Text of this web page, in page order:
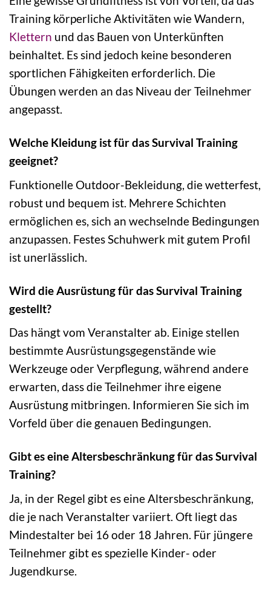
Training körperliche Aktivitäten wie Wandern,
Klettern und das Bauen von Unterkünften
beinhaltet. Es sind jedoch keine besonderen
sportlichen Fähigkeiten erforderlich. Die
Übungen werden an das Niveau der Teilnehmer
angepasst.
Welche Kleidung ist für das Survival Training
geeignet?
Funktionelle Outdoor-Bekleidung, die wetterfest,
robust und bequem ist. Mehrere Schichten
ermöglichen es, sich an wechselnde Bedingungen
anzupassen. Festes Schuhwerk mit gutem Profil
ist unerlässlich.
Wird die Ausrüstung für das Survival Training
gestellt?
Das hängt vom Veranstalter ab. Einige stellen
bestimmte Ausrüstungsgegenstände wie
Werkzeuge oder Verpflegung, während andere
erwarten, dass die Teilnehmer ihre eigene
Ausrüstung mitbringen. Informieren Sie sich im
Vorfeld über die genauen Bedingungen.
Gibt es eine Altersbeschränkung für das Survival
Training?
Ja, in der Regel gibt es eine Altersbeschränkung,
die je nach Veranstalter variiert. Oft liegt das
Mindestalter bei 16 oder 18 Jahren. Für jüngere
Teilnehmer gibt es spezielle Kinder- oder
Jugendkurse.